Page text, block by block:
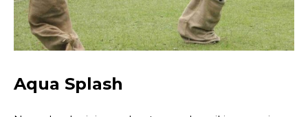
Aqua Splash